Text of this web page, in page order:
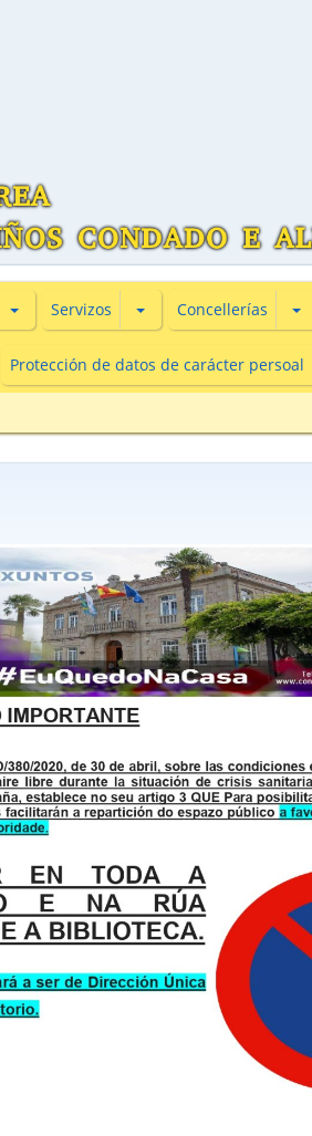
Subsecciones de Información turìstica
Servizos Subsecciones de
Concellerías
Protección de datos de carácter persoal